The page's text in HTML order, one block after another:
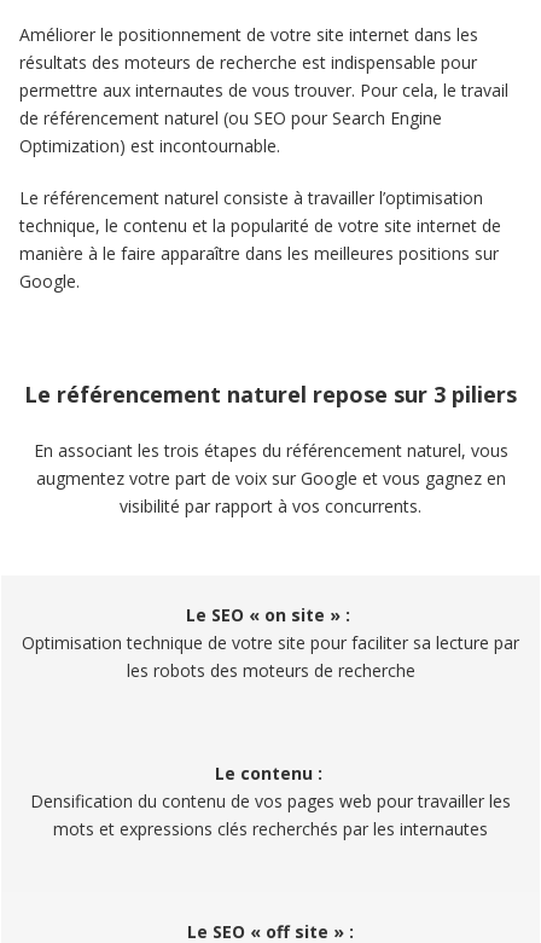
Améliorer le positionnement de votre site internet dans les
résultats des moteurs de recherche est indispensable pour
permettre aux internautes de vous trouver. Pour cela, le travail
de référencement naturel (ou SEO pour Search Engine
Optimization) est incontournable.
Le référencement naturel consiste à travailler l’optimisation
technique, le contenu et la popularité de votre site internet de
manière à le faire apparaître dans les meilleures positions sur
Google.
Le référencement naturel repose sur 3 piliers
En associant les trois étapes du référencement naturel, vous
augmentez votre part de voix sur Google et vous gagnez en
visibilité par rapport à vos concurrents.
Le SEO « on site » :
Optimisation technique de votre site pour faciliter sa lecture par
les robots des moteurs de recherche
Le contenu :
Densification du contenu de vos pages web pour travailler les
mots et expressions clés recherchés par les internautes
Le SEO « off site » :